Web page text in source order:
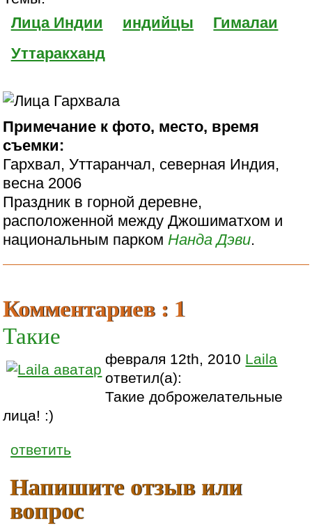
Лица Индии
индийцы
Гималаи
Уттаракханд
Примечание к фото, место, время
съемки:
Гархвал, Уттаранчал, северная Индия,
весна 2006
Праздник в горной деревне,
расположенной между Джошиматхом и
национальным парком Нанда Дэви.
Комментариев : 1
Такие
февраля 12th, 2010 Laila
ответил(а):
Такие доброжелательные
лица! :)
ответить
Напишите отзыв или
вопрос